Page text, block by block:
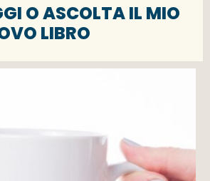
O ASCOLTA IL MIO
LIBRO